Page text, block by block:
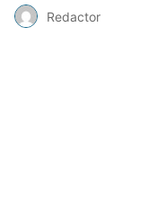
Redactor